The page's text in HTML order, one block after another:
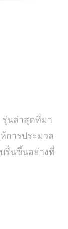
รุ่นล่าสุดที่มา
การประมวล
รื่นขึ้นอย่างที่